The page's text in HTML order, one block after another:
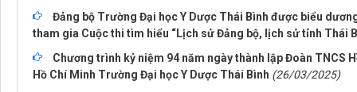
Đảng bộ Trường Đại học Y Dược Thái Bình được biểu
tham gia Cuộc thi tìm hiểu “Lịch sử Đảng bộ, lịch sử tỉnh Thái
Chương trình kỷ niệm 94 năm ngày thành lập Đoàn TNCS
Hồ Chí Minh Trường Đại học Y Dược Thái Bình (26/03/2025)